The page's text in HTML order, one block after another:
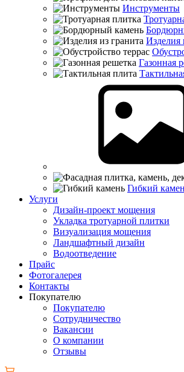
Инструменты
Изделия
Газонная
Гибкий
Услуги
Дизайн-проект мощения
Укладка тротуарной плитки
Визуализация мощения
Ландшафтный дизайн
Водоотведение
Прайс
Фотогалерея
Контакты
Покупателю
Покупателю
Сотрудничество
Вакансии
О компании
Отзывы